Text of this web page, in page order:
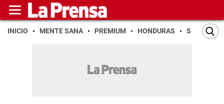
INICIO MENTE SANA PREMIUM HONDURAS SAN PEDRO